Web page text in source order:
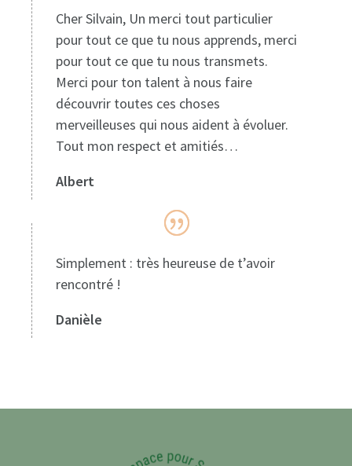
Cher Silvain, Un merci tout particulier
pour tout ce que tu nous apprends, merci
pour tout ce que tu nous transmets.
Merci pour ton talent à nous faire
découvrir toutes ces choses
merveilleuses qui nous aident à évoluer.
Tout mon respect et amitiés…
Albert
Simplement : très heureuse de t’avoir
rencontré !
Danièle